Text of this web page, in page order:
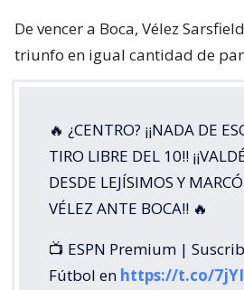
De vencer a Boca, Vélez
triunfo en igual cantidad de
🔥 ¿CENTRO? ¡¡NADA DE
TIRO LIBRE DEL 10!!
DESDE LEJÍSIMOS Y
VÉLEZ ANTE BOCA!! 🔥
📺 ESPN Premium |
Fútbol en https://t.co/